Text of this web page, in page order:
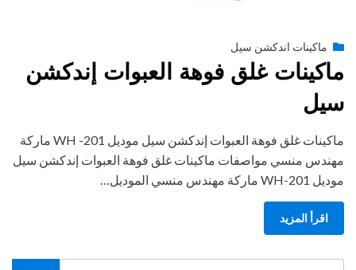
byengmansyPostedأغسطس 27, 2020
ماكينات اندكشن سيل
ماكينات غلق فوهة العبوات إندكشن
سيل
ماكينات غلق فوهة العبوات إندكشن سيل موديل 201- WH ماركة
مهندس منسي مواصفات ماكينات غلق فوهة العبوات إندكشن سيل
موديل 201-WH ماركة مهندس منسي الموديل…
اقرأ المزيد